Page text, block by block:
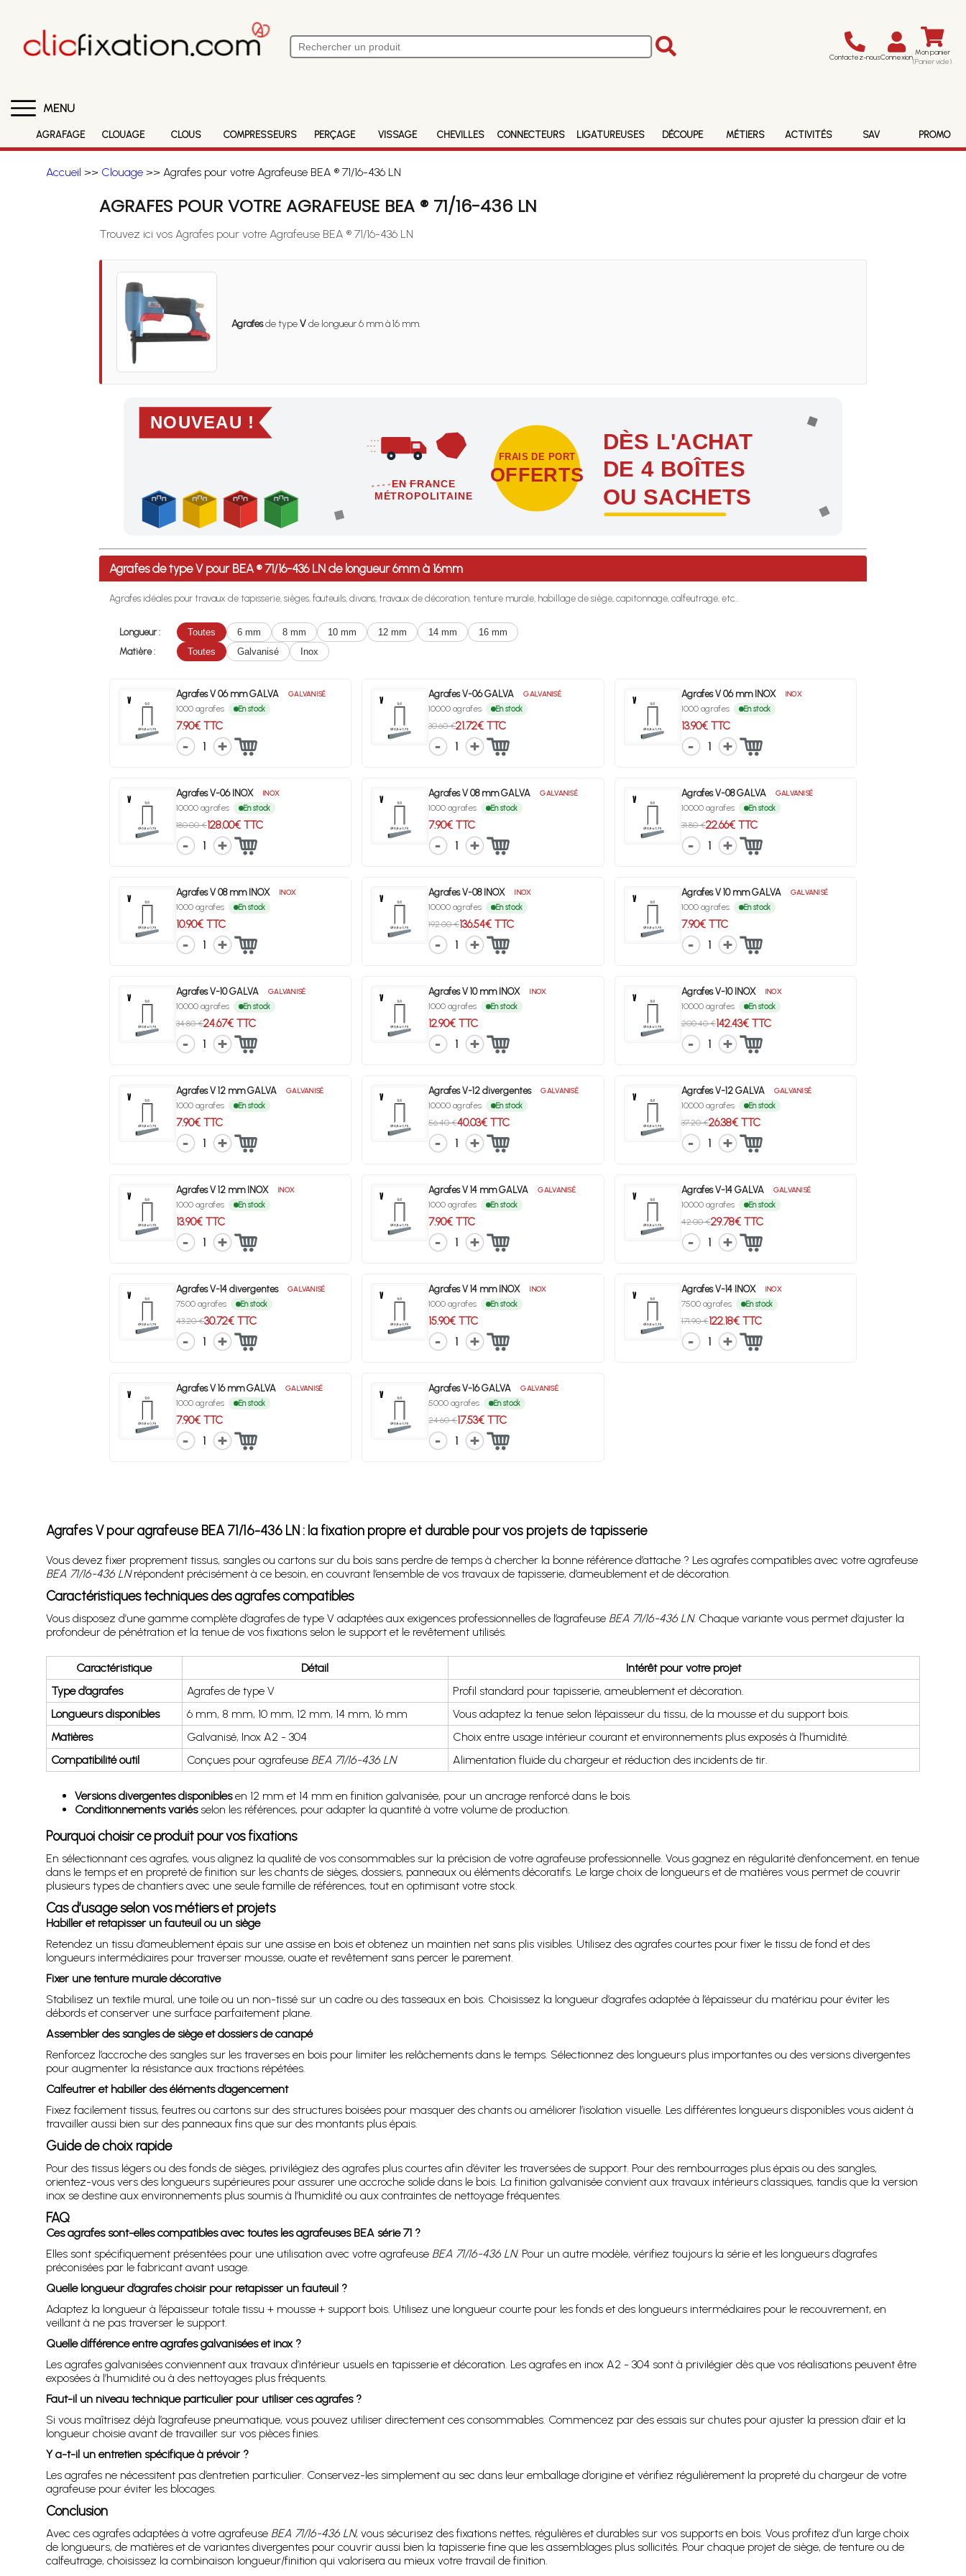
Contactez-nousConnexion Mon panier
(Panier vide)
MENU
AGRAFAGE CLOUAGE CLOUS COMPRESSEURS PERÇAGE VISSAGE CHEVILLES CONNECTEURS LIGATUREUSES DÉCOUPE MÉTIERS ACTIVITÉS SAV PROMO
Accueil >> Clouage>> Agrafes pour votre Agrafeuse BEA ® 71/16-436 LN
AGRAFES POUR VOTRE AGRAFEUSE BEA ® 71/16-436 LN
Trouvez ici vos Agrafes pour votre Agrafeuse BEA ® 71/16-436 LN
Agrafesde typeVde longueur 6 mm à 16 mm.
NOUVEAU !
EN FRANCE
MÉTROPOLITAINE
FRAIS DE PORT
OFFERTS
DÈS L'ACHAT
DE 4 BOÎTES
OU SACHETS
Profitez des Frais de port offerts en France métropolitaine dès l'achat de 4 sachets ou boîtes d'agrafes ou de pointes !
Agrafes de type V pour BEA ® 71/16-436 LN de longueur 6mm à 16mm
Agrafes idéales pour travaux de tapisserie, sièges, fauteuils, divans, travaux de décoration, tenture murale, habillage de siège, capitonnage, calfeutrage, etc…
Longueur : Toutes 6 mm 8 mm 10 mm 12 mm 14 mm
16 mm
Matière :
Toutes Galvanisé Inox
Agrafes V 06 mm GALVA GALVANISÉ
1000 agrafes En stock
7.90€ TTC
1
Agrafes V-06 GALVA GALVANISÉ
10000 agrafes En stock
30.60 €21.72€ TTC
1
Agrafes V 06 mm INOX INOX
1000 agrafes En stock
13.90€ TTC
1
Agrafes V-06 INOX INOX
10000 agrafes En stock
180.00 €128.00€ TTC
1
Agrafes V 08 mm GALVA GALVANISÉ
1000 agrafes En stock
7.90€ TTC
1
Agrafes V-08 GALVA GALVANISÉ
10000 agrafes En stock
31.80 €22.66€ TTC
1
Agrafes V 08 mm INOX INOX
1000 agrafes En stock
10.90€ TTC
1
Agrafes V-08 INOX INOX
10000 agrafes En stock
192.00 €136.54€ TTC
1
Agrafes V 10 mm GALVA GALVANISÉ
1000 agrafes En stock
7.90€ TTC
1
Agrafes V-10 GALVA GALVANISÉ
10000 agrafes En stock
34.80 €24.67€ TTC
1
Agrafes V 10 mm INOX INOX
1000 agrafes En stock
12.90€ TTC
1
Agrafes V-10 INOX INOX
10000 agrafes En stock
200.40 €142.43€ TTC
1
Agrafes V 12 mm GALVA GALVANISÉ
1000 agrafes En stock
7.90€ TTC
1
Agrafes V-12 divergentes GALVANISÉ
10000 agrafes En stock
56.40 €40.03€ TTC
1
Agrafes V-12 GALVA GALVANISÉ
10000 agrafes En stock
37.20 €26.38€ TTC
1
Agrafes V 12 mm INOX INOX
1000 agrafes En stock
13.90€ TTC
1
Agrafes V 14 mm GALVA GALVANISÉ
1000 agrafes En stock
7.90€ TTC
1
Agrafes V-14 GALVA GALVANISÉ
10000 agrafes En stock
42.00 €29.78€ TTC
1
Agrafes V-14 divergentes GALVANISÉ
7500 agrafes En stock
43.20 €30.72€ TTC
1
Agrafes V 14 mm INOX INOX
1000 agrafes En stock
15.90€ TTC
1
Agrafes V-14 INOX INOX
7500 agrafes En stock
171.90 €122.18€ TTC
1
Agrafes V 16 mm GALVA GALVANISÉ
1000 agrafes En stock
7.90€ TTC
1
Agrafes V-16 GALVA GALVANISÉ
5000 agrafes En stock
24.60 €17.53€ TTC
1
Agrafes V pour agrafeuse BEA 71/16-436 LN : la fixation propre et durable pour vos projets de tapisserie
Vous devez fixer proprement tissus, sangles ou cartons sur du bois sans perdre de temps à chercher la bonne référence d’attache ? Les agrafes compatibles avec votre agrafeuse
BEA 71/16-436 LNrépondent précisément à ce besoin, en couvrant l’ensemble de vos travaux de tapisserie, d’ameublement et de décoration.
Caractéristiques techniques des agrafes compatibles
Vous disposez d’une gamme complète d’agrafes de type V adaptées aux exigences professionnelles de l’agrafeuse BEA 71/16-436 LN. Chaque variante vous permet d’ajuster la
profondeur de pénétration et la tenue de vos fixations selon le support et le revêtement utilisés.
Caractéristique Détail
Intérêt pour votre projet
Type d’agrafes
Agrafes de type V
Profil standard pour tapisserie, ameublement et décoration.
Longueurs disponibles
6 mm, 8 mm, 10 mm, 12 mm, 14 mm, 16 mm
Vous adaptez la tenue selon l’épaisseur du tissu, de la mousse et du support bois.
Matières
Galvanisé, Inox A2 - 304
Choix entre usage intérieur courant et environnements plus exposés à l’humidité.
Compatibilité outil
Conçues pour agrafeuse BEA 71/16-436 LN Alimentation fluide du chargeur et réduction des incidents de tir.
Versions divergentes disponiblesen 12 mm et 14 mm en finition galvanisée, pour un ancrage renforcé dans le bois.
Conditionnements variésselon les références, pour adapter la quantité à votre volume de production.
Pourquoi choisir ce produit pour vos fixations
En sélectionnant ces agrafes, vous alignez la qualité de vos consommables sur la précision de votre agrafeuse professionnelle. Vous gagnez en régularité d’enfoncement, en tenue
dans le temps et en propreté de finition sur les chants de sièges, dossiers, panneaux ou éléments décoratifs. Le large choix de longueurs et de matières vous permet de couvrir
plusieurs types de chantiers avec une seule famille de références, tout en optimisant votre stock.
Cas d’usage selon vos métiers et projets
Habiller et retapisser un fauteuil ou un siège
Retendez un tissu d’ameublement épais sur une assise en bois et obtenez un maintien net sans plis visibles. Utilisez des agrafes courtes pour fixer le tissu de fond et des
longueurs intermédiaires pour traverser mousse, ouate et revêtement sans percer le parement.
Fixer une tenture murale décorative
Stabilisez un textile mural, une toile ou un non-tissé sur un cadre ou des tasseaux en bois. Choisissez la longueur d’agrafes adaptée à l’épaisseur du matériau pour éviter les
débords et conserver une surface parfaitement plane.
Assembler des sangles de siège et dossiers de canapé
Renforcez l’accroche des sangles sur les traverses en bois pour limiter les relâchements dans le temps. Sélectionnez des longueurs plus importantes ou des versions divergentes
pour augmenter la résistance aux tractions répétées.
Calfeutrer et habiller des éléments d’agencement
Fixez facilement tissus, feutres ou cartons sur des structures boisées pour masquer des chants ou améliorer l’isolation visuelle. Les différentes longueurs disponibles vous aident à
travailler aussi bien sur des panneaux fins que sur des montants plus épais.
Guide de choix rapide
Pour des tissus légers ou des fonds de sièges, privilégiez des agrafes plus courtes afin d’éviter les traversées de support. Pour des rembourrages plus épais ou des sangles,
orientez-vous vers des longueurs supérieures pour assurer une accroche solide dans le bois. La finition galvanisée convient aux travaux intérieurs classiques, tandis que la version
inox se destine aux environnements plus soumis à l’humidité ou aux contraintes de nettoyage fréquentes.
FAQ
Ces agrafes sont-elles compatibles avec toutes les agrafeuses BEA série 71 ?
Elles sont spécifiquement présentées pour une utilisation avec votre agrafeuse BEA 71/16-436 LN. Pour un autre modèle, vérifiez toujours la série et les longueurs d’agrafes
préconisées par le fabricant avant usage.
Quelle longueur d’agrafes choisir pour retapisser un fauteuil ?
Adaptez la longueur à l’épaisseur totale tissu + mousse + support bois. Utilisez une longueur courte pour les fonds et des longueurs intermédiaires pour le recouvrement, en
veillant à ne pas traverser le support.
Quelle différence entre agrafes galvanisées et inox ?
Les agrafes galvanisées conviennent aux travaux d’intérieur usuels en tapisserie et décoration. Les agrafes en inox A2 - 304 sont à privilégier dès que vos réalisations peuvent être
exposées à l’humidité ou à des nettoyages plus fréquents.
Faut-il un niveau technique particulier pour utiliser ces agrafes ?
Si vous maîtrisez déjà l’agrafeuse pneumatique, vous pouvez utiliser directement ces consommables. Commencez par des essais sur chutes pour ajuster la pression d’air et la
longueur choisie avant de travailler sur vos pièces finies.
Y a-t-il un entretien spécifique à prévoir ?
Les agrafes ne nécessitent pas d’entretien particulier. Conservez-les simplement au sec dans leur emballage d’origine et vérifiez régulièrement la propreté du chargeur de votre
agrafeuse pour éviter les blocages.
Conclusion
Avec ces agrafes adaptées à votre agrafeuse BEA 71/16-436 LN, vous sécurisez des fixations nettes, régulières et durables sur vos supports en bois. Vous profitez d’un large choix
de longueurs, de matières et de variantes divergentes pour couvrir aussi bien la tapisserie fine que les assemblages plus sollicités. Pour chaque projet de siège, de tenture ou de
calfeutrage, choisissez la combinaison longueur/finition qui valorisera au mieux votre travail de finition.